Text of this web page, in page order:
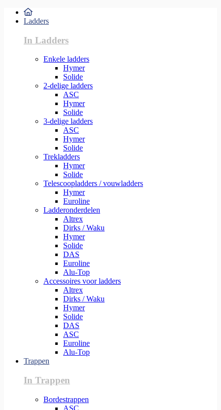
Ladders
In Ladders
Enkele ladders
Hymer
Solide
2-delige ladders
ASC
Hymer
Solide
3-delige ladders
ASC
Hymer
Solide
Trekladders
Hymer
Solide
Telescoopladders / vouwladders
Hymer
Euroline
Ladderonderdelen
Altrex
Dirks / Waku
Hymer
Solide
DAS
Euroline
Alu-Top
Accessoires voor ladders
Altrex
Dirks / Waku
Hymer
Solide
DAS
ASC
Euroline
Alu-Top
Trappen
In Trappen
Bordestrappen
ASC